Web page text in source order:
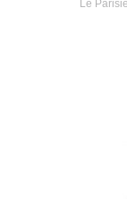
Le